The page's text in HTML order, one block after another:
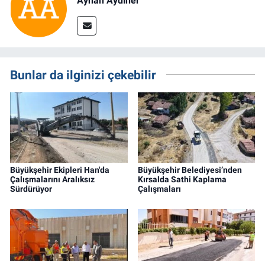
Bunlar da ilginizi çekebilir
Büyükşehir Ekipleri Han'da
Çalışmalarını Aralıksız
Sürdürüyor
Büyükşehir Belediyesi’nden
Kırsalda Sathi Kaplama
Çalışmaları